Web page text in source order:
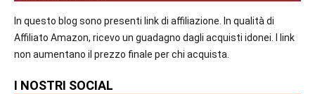
In questo blog sono presenti link di affiliazione. In qualità di
Affiliato Amazon, ricevo un guadagno dagli acquisti idonei. I link
non aumentano il prezzo finale per chi acquista.
I NOSTRI SOCIAL